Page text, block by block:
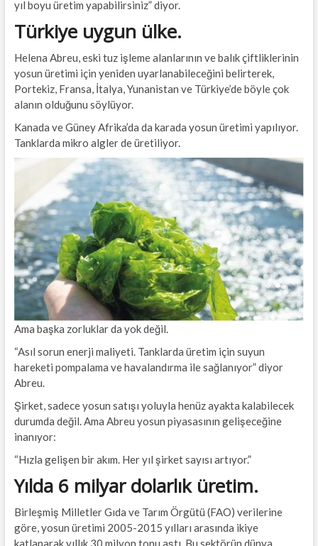
yıl boyu üretim yapabilirsiniz” diyor.
Türkiye uygun ülke.
Helena Abreu, eski tuz işleme alanlarının ve balık çiftliklerinin
yosun üretimi için yeniden uyarlanabileceğini belirterek,
Portekiz, Fransa, İtalya, Yunanistan ve Türkiye’de böyle çok
alanın olduğunu söylüyor.
Kanada ve Güney Afrika’da da karada yosun üretimi yapılıyor.
Tanklarda mikro algler de üretiliyor.
Ama başka zorluklar da yok değil.
“Asıl sorun enerji maliyeti. Tanklarda üretim için suyun
hareketi pompalama ve havalandırma ile sağlanıyor” diyor
Abreu.
Şirket, sadece yosun satışı yoluyla henüz ayakta kalabilecek
durumda değil. Ama Abreu yosun piyasasının gelişeceğine
inanıyor:
“Hızla gelişen bir akım. Her yıl şirket sayısı artıyor.”
Yılda 6 milyar dolarlık üretim.
Birleşmiş Milletler Gıda ve Tarım Örgütü (FAO) verilerine
göre, yosun üretimi 2005-2015 yılları arasında ikiye
katlanarak yıllık 30 milyon tonu aştı. Bu sektörün dünya